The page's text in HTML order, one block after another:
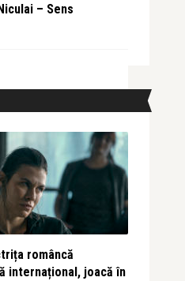
– Sens
româncă
internațional, joacă în